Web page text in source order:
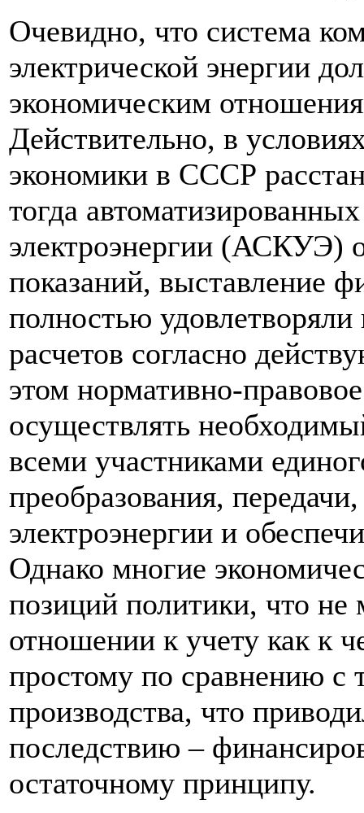
Очевидно, что система
электрической энергии
экономическим
Действительно, в
экономики в СССР
тогда
электроэнергии (АСКУЭ)
показаний, выставление
полностью
расчетов согласно
этом нормативно-
осуществлять
всеми участниками
преобразования,
электроэнергии и
Однако многие
позиций политики, что не
отношении к учету как к
простому по сравнению с
производства, что
последствию –
остаточному принципу.